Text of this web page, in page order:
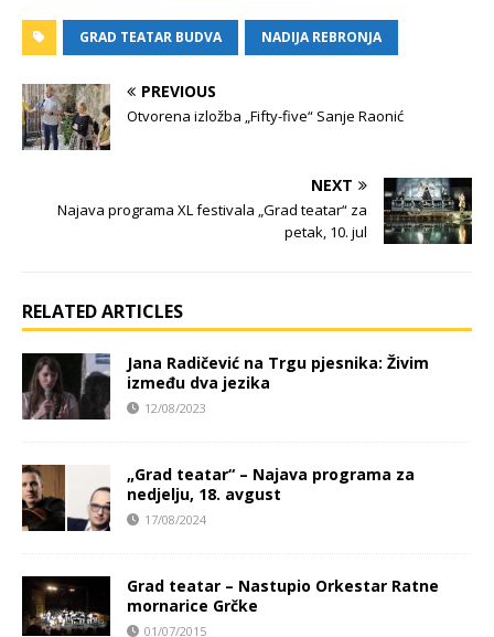
GRAD TEATAR BUDVA NADIJA REBRONJA
PREVIOUS
Otvorena izložba „Fifty-five“ Sanje Raonić
NEXT
Najava programa XL festivala „Grad teatar“ za
petak, 10. jul
RELATED ARTICLES
Jana Radičević na Trgu pjesnika: Živim
između dva jezika
12/08/2023
„Grad teatar“ – Najava programa za
nedjelju, 18. avgust
17/08/2024
Grad teatar – Nastupio Orkestar Ratne
mornarice Grčke
01/07/2015